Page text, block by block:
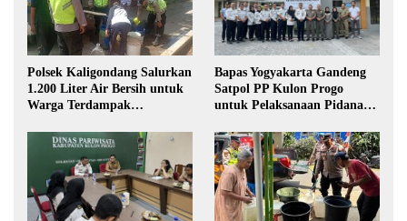
Polsek Kaligondang Salurkan
1.200 Liter Air Bersih untuk
Warga Terdampak
Bapas Yogyakarta Gandeng
Satpol PP Kulon Progo
untuk Pelaksanaan Pidana